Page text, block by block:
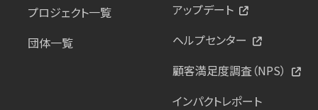
プロジェクト一覧
団体一覧
アップデート
ヘルプセンター
顧客満足度調査（NPS）
インパクトレポート